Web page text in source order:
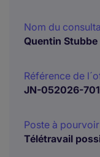
Nom du
Quentin Stubbe
Référence de
JN-052026-
Poste à pourvoir
Télétravail